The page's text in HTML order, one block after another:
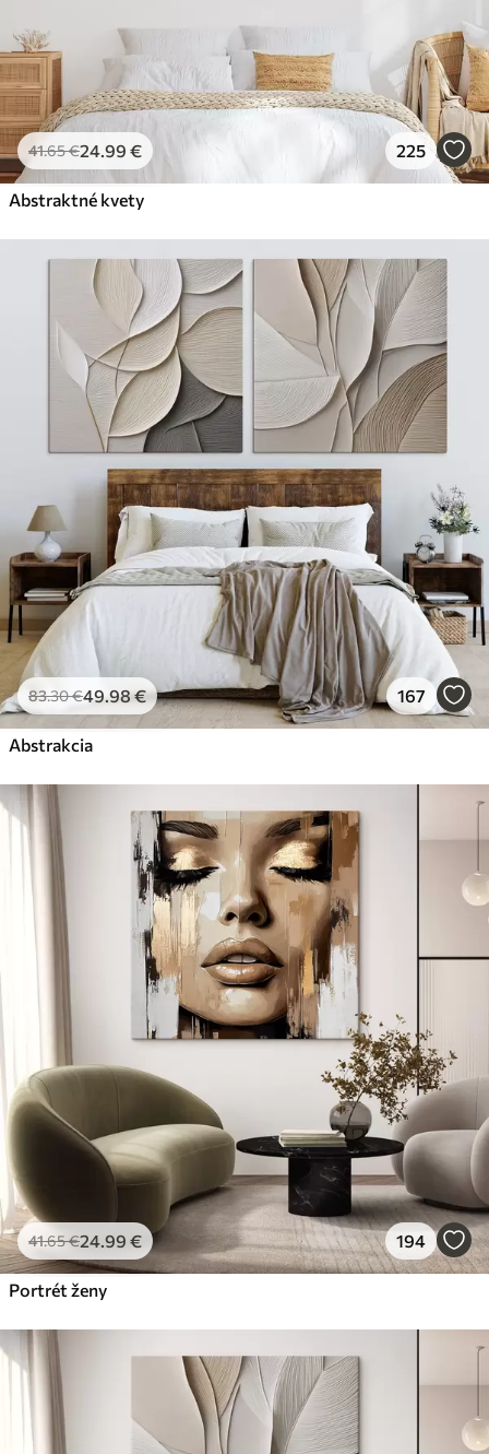
41.65€24.99 € 225
Abstraktné kvety
83.30€49.98€ 167
Abstrakcia
41.65€24.99 € 194
Portrét ženy